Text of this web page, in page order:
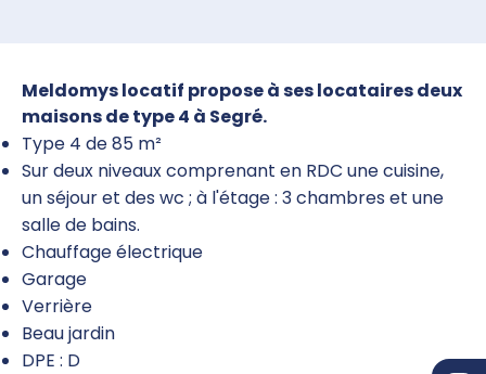
Meldomys locatif propose à ses locataires deux
maisons de type 4 à Segré.
Type 4 de 85 m²
Sur deux niveaux comprenant en RDC une cuisine,
un séjour et des wc ; à l'étage : 3 chambres et une
salle de bains.
Chauffage électrique
Garage
Verrière
Beau jardin
DPE : D